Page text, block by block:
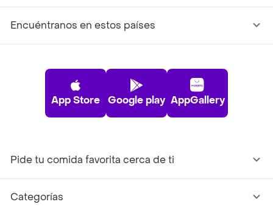
Encuéntranos en estos países
App Store Google play AppGallery
Pide tu comida favorita cerca de ti
Categorías